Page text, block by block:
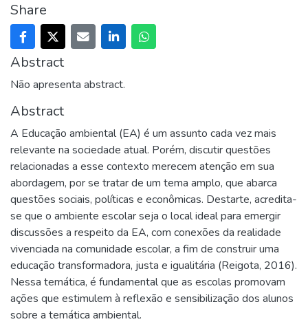
Share
Abstract
Não apresenta abstract.
Abstract
A Educação ambiental (EA) é um assunto cada vez mais
relevante na sociedade atual. Porém, discutir questões
relacionadas a esse contexto merecem atenção em sua
abordagem, por se tratar de um tema amplo, que abarca
questões sociais, políticas e econômicas. Destarte, acredita-
se que o ambiente escolar seja o local ideal para emergir
discussões a respeito da EA, com conexões da realidade
vivenciada na comunidade escolar, a fim de construir uma
educação transformadora, justa e igualitária (Reigota, 2016).
Nessa temática, é fundamental que as escolas promovam
ações que estimulem à reflexão e sensibilização dos alunos
sobre a temática ambiental.